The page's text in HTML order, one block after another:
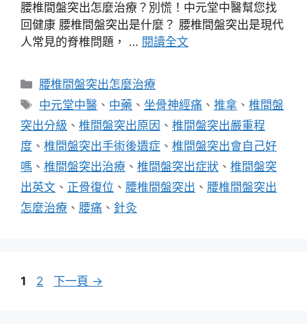
腰椎間盤突出怎麼治療？別慌！中元堂中醫幫您找
回健康 腰椎間盤突出是什麼？ 腰椎間盤突出是現代
人常見的脊椎問題， … 閱讀全文
分
類
腰椎間盤突出怎麼治療
標
籤
中元堂中醫 、 中藥 、坐骨神經痛 、推拿 、椎間盤
突出分級 、 椎間盤突出原因 、 椎間盤突出嚴重程
度 、 椎間盤突出手術後遺症 、 椎間盤突出會自己好
嗎 、 椎間盤突出治療 、 椎間盤突出症狀 、 椎間盤突
出英文 、 正骨復位 、 腰椎間盤突出 、 腰椎間盤突出
怎麼治療 、 腰痛 、 針灸
頁
1
頁
2 下一頁 →